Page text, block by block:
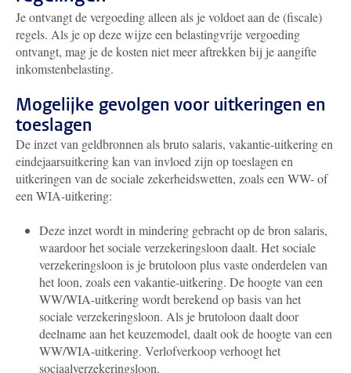
Je ontvangt de vergoeding alleen als je voldoet aan de (fiscale)
regels. Als je op deze wijze een belastingvrije vergoeding
ontvangt, mag je de kosten niet meer aftrekken bij je aangifte
inkomstenbelasting.
Mogelijke gevolgen voor uitkeringen en
toeslagen
De inzet van geldbronnen als bruto salaris, vakantie-uitkering en
eindejaarsuitkering kan van invloed zijn op toeslagen en
uitkeringen van de sociale zekerheidswetten, zoals een WW- of
een WIA-uitkering:
Deze inzet wordt in mindering gebracht op de bron salaris,
waardoor het sociale verzekeringsloon daalt. Het sociale
verzekeringsloon is je brutoloon plus vaste onderdelen van
het loon, zoals een vakantie-uitkering. De hoogte van een
WW/WIA-uitkering wordt berekend op basis van het
sociale verzekeringsloon. Als je brutoloon daalt door
deelname aan het keuzemodel, daalt ook de hoogte van een
WW/WIA-uitkering. Verlofverkoop verhoogt het
sociaalverzekeringsloon.